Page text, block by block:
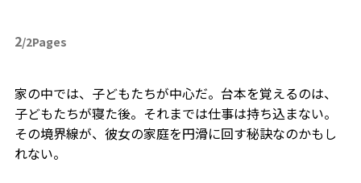
2/2Pages
家の中では、子どもたちが中心だ。台本を覚えるのは、
子どもたちが寝た後。それまでは仕事は持ち込まない。
その境界線が、彼女の家庭を円滑に回す秘訣なのかもし
れない。